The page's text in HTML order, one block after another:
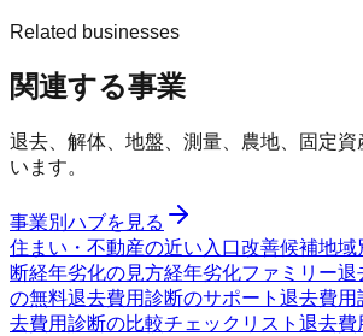
Related businesses
関連する事業
退去、解体、地盤、測量、農地、固定資
います。
事業別ハブを見る
住まい・不動産の近い入口改善候補地域
断経年劣化の見方経年劣化ファミリー退
の無料退去費用診断のサポート 退去費用
去費用診断の比較チェックリスト 退去費